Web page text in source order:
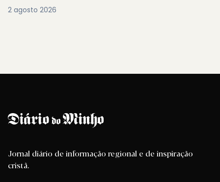
2 agosto 2026
Jornal diário de informação regional e de inspiração
cristã.